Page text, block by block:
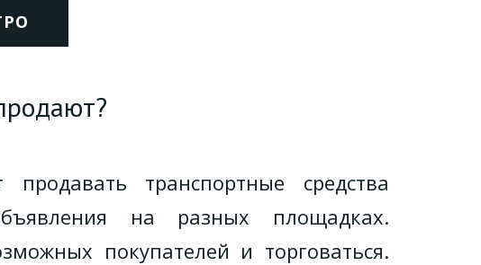
транспортные средства
на разных площадках.
покупателей и торговаться.